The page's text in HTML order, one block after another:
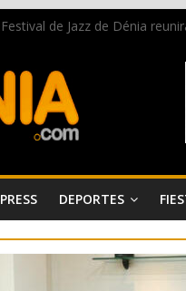
Festival de Jazz de Dénia
moro protagonista en la
dona al Arxiu de
Festera llena de
DEPORTES